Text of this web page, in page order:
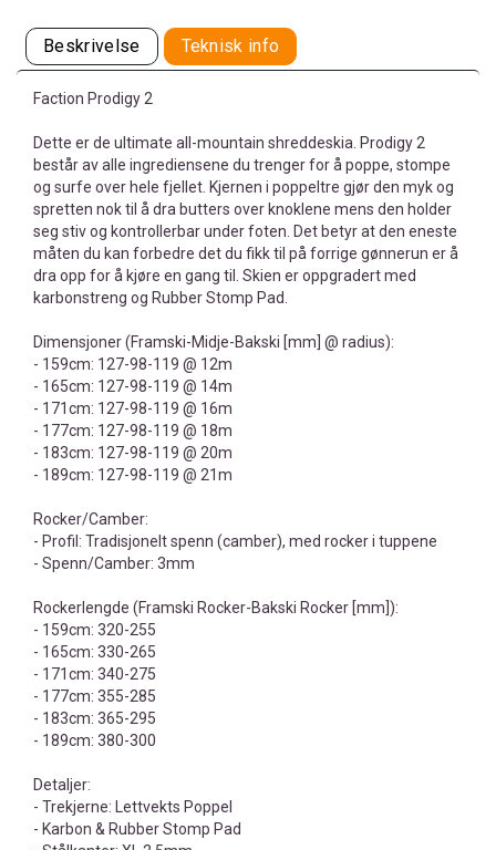
Beskrivelse Teknisk info
Faction Prodigy 2
Dette er de ultimate all-mountain shreddeskia. Prodigy 2
består av alle ingrediensene du trenger for å poppe, stompe
og surfe over hele fjellet. Kjernen i poppeltre gjør den myk og
spretten nok til å dra butters over knoklene mens den holder
seg stiv og kontrollerbar under foten. Det betyr at den eneste
måten du kan forbedre det du fikk til på forrige gønnerun er å
dra opp for å kjøre en gang til. Skien er oppgradert med
karbonstreng og Rubber Stomp Pad.
Dimensjoner (Framski-Midje-Bakski [mm] @ radius):
- 159cm: 127-98-119 @ 12m
- 165cm: 127-98-119 @ 14m
- 171cm: 127-98-119 @ 16m
- 177cm: 127-98-119 @ 18m
- 183cm: 127-98-119 @ 20m
- 189cm: 127-98-119 @ 21m
Rocker/Camber:
- Profil: Tradisjonelt spenn (camber), med rocker i tuppene
- Spenn/Camber: 3mm
Rockerlengde (Framski Rocker-Bakski Rocker [mm]):
- 159cm: 320-255
- 165cm: 330-265
- 171cm: 340-275
- 177cm: 355-285
- 183cm: 365-295
- 189cm: 380-300
Detaljer:
- Trekjerne: Lettvekts Poppel
- Karbon & Rubber Stomp Pad